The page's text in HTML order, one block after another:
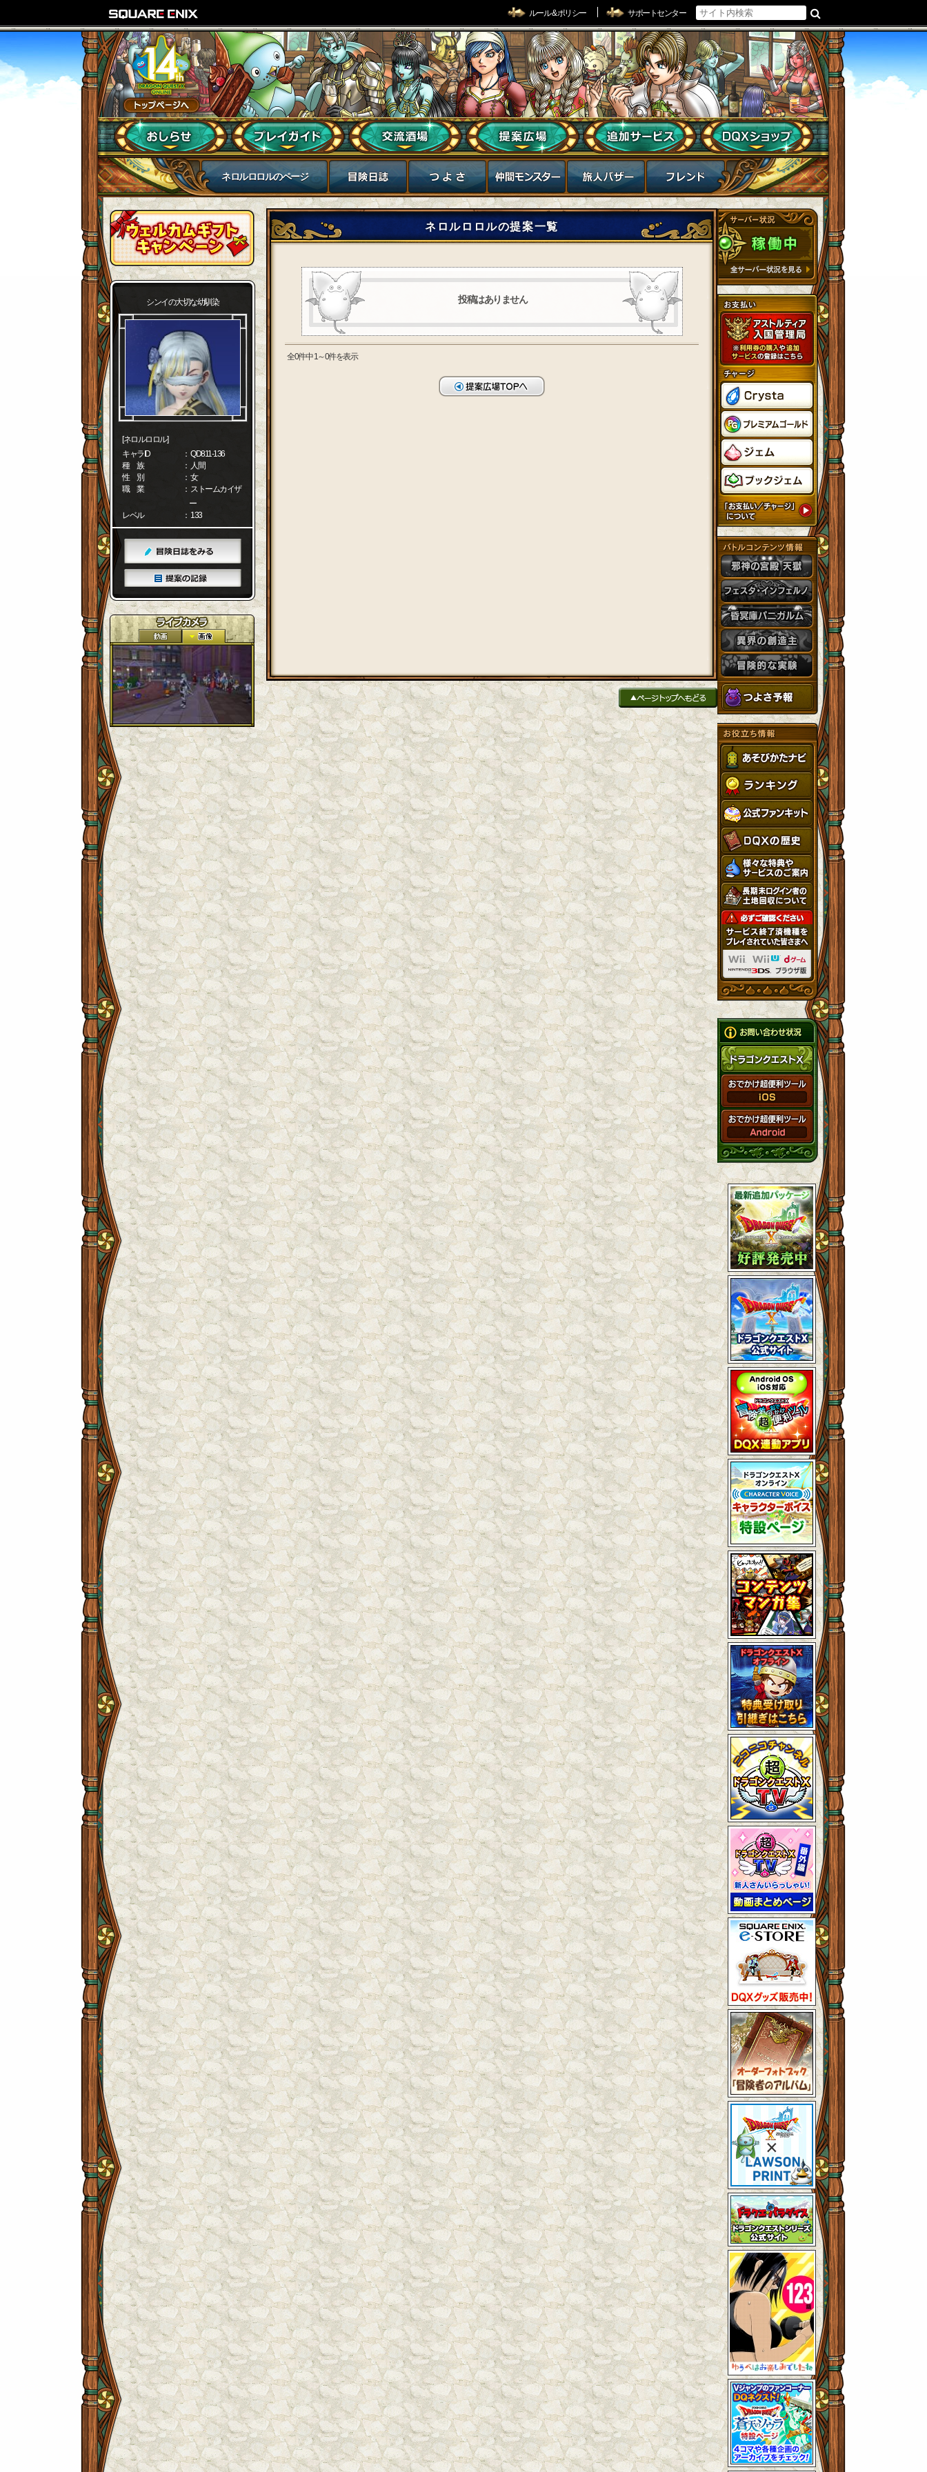
ルール & ポリシー サポートセンター
ネロルロロルのページ
シンイの大切な幼馴染
[ネロルロロル]
キャラID
： QD811-136
種 族
： 人間
性 別
： 女
職 業
： ストームカイザ
ー
レベル
： 133
ネロルロロルの提案一覧
投稿はありません
全0件中 1～0件を表示